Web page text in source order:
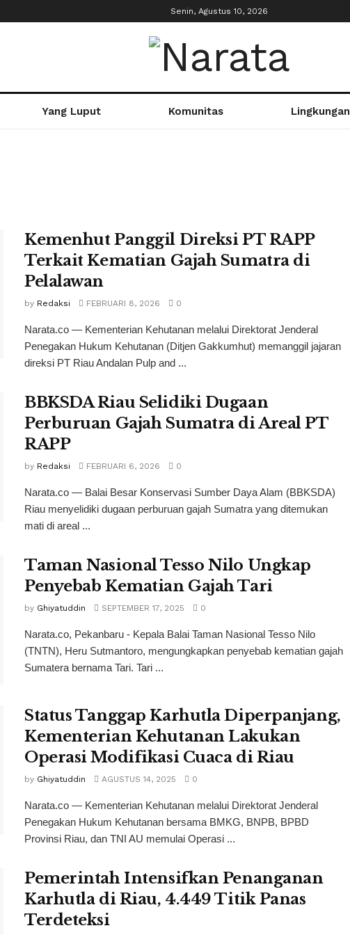
Senin, Agustus 10, 2026
Yang Luput Komunitas Lingkungan
Kemenhut Panggil Direksi PT RAPP
Terkait Kematian Gajah Sumatra di
Pelalawan
by Redaksi FEBRUARI 8, 2026 0
Narata.co — Kementerian Kehutanan melalui Direktorat Jenderal
Penegakan Hukum Kehutanan (Ditjen Gakkumhut) memanggil jajaran
direksi PT Riau Andalan Pulp and ...
BBKSDA Riau Selidiki Dugaan
Perburuan Gajah Sumatra di Areal PT
RAPP
by Redaksi FEBRUARI 6, 2026 0
Narata.co — Balai Besar Konservasi Sumber Daya Alam (BBKSDA)
Riau menyelidiki dugaan perburuan gajah Sumatra yang ditemukan
mati di areal ...
Taman Nasional Tesso Nilo Ungkap
Penyebab Kematian Gajah Tari
by Ghiyatuddin SEPTEMBER 17, 2025 0
Narata.co, Pekanbaru - Kepala Balai Taman Nasional Tesso Nilo
(TNTN), Heru Sutmantoro, mengungkapkan penyebab kematian gajah
Sumatera bernama Tari. Tari ...
Status Tanggap Karhutla Diperpanjang,
Kementerian Kehutanan Lakukan
Operasi Modifikasi Cuaca di Riau
by Ghiyatuddin AGUSTUS 14, 2025 0
Narata.co — Kementerian Kehutanan melalui Direktorat Jenderal
Penegakan Hukum Kehutanan bersama BMKG, BNPB, BPBD
Provinsi Riau, dan TNI AU memulai Operasi ...
Pemerintah Intensifkan Penanganan
Karhutla di Riau, 4.449 Titik Panas
Terdeteksi